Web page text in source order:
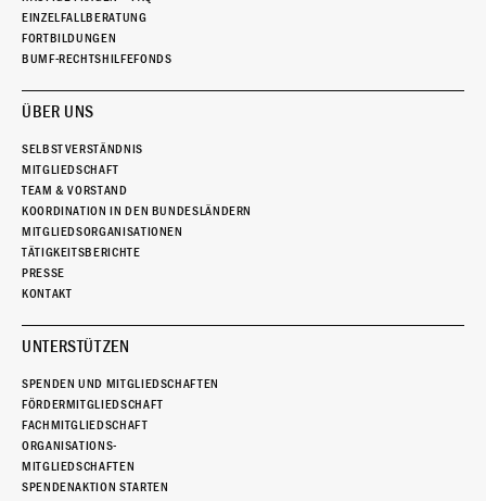
EINZELFALLBERATUNG
FORTBILDUNGEN
BUMF-RECHTSHILFEFONDS
ÜBER UNS
SELBSTVERSTÄNDNIS
MITGLIEDSCHAFT
TEAM & VORSTAND
KOORDINATION IN DEN BUNDESLÄNDERN
MITGLIEDSORGANISATIONEN
TÄTIGKEITSBERICHTE
PRESSE
KONTAKT
UNTERSTÜTZEN
SPENDEN UND MITGLIEDSCHAFTEN
FÖRDERMITGLIEDSCHAFT
FACHMITGLIEDSCHAFT
ORGANISATIONS-
MITGLIEDSCHAFTEN
SPENDENAKTION STARTEN